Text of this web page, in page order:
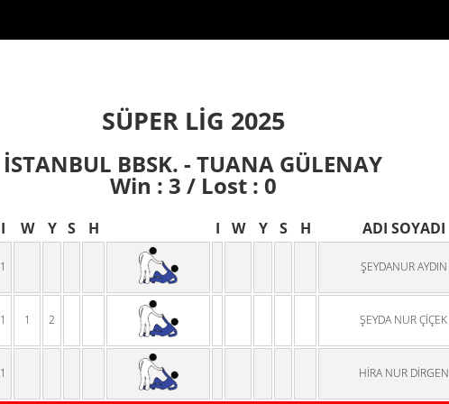
SÜPER LİG 2025
İSTANBUL BBSK. - TUANA GÜLENAY
Win : 3 / Lost : 0
I W Y S H I W Y S H ADI SOYADI
1 ŞEYDANUR AYDIN
1 1 2 ŞEYDA NUR ÇİÇEK
1 HİRA NUR DİRGEN